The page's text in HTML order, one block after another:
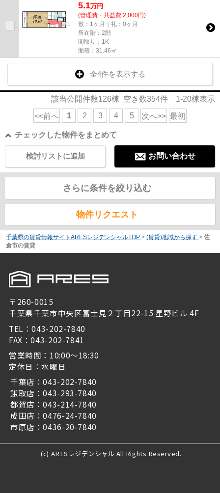
5.1万円
(管理費・共益費 2,000円)
敷：1ヶ月｜礼：0ヶ月
所在階：2階
間取り：1K
面積：31.46㎡
全4件を表示する
該当公開件数126棟 空き数354件 1-20棟表示
<<前へ 1 2 3 4 5 次へ>> 最初
チェックした物件をまとめて
お問い合わせ
検討リストに追加
さらに条件を絞り込む
物件リクエスト
千葉県の賃貸情報サイトARESレジデンシャルTOP > (賃貸)地域から探す > 佐
倉市の賃貸
〒260-0015
千葉県千葉市中央区富士見２丁目22-15 星野ビル 4F
TEL：043-202-7840
FAX：043-202-7841
営業時間：10:00～18:30
定休日：水曜日
千葉店：043-202-7840
鎌取店：043-293-7840
都賀店：043-214-7840
成田店：0476-24-7840
市原店：0436-20-7840
(c) ARESレジデンシャル All Rights Reserved.